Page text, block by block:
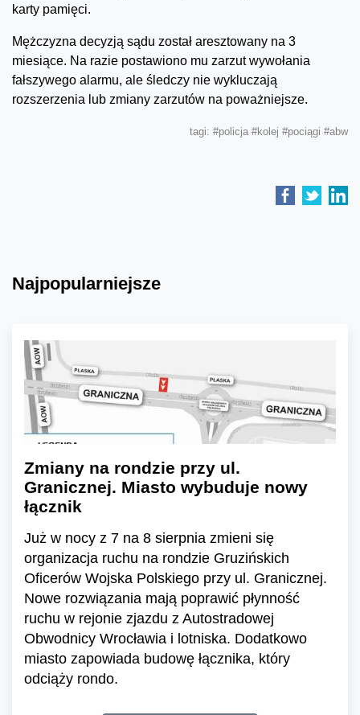
karty pamięci.
Mężczyzna decyzją sądu został aresztowany na 3
miesiące. Na razie postawiono mu zarzut wywołania
fałszywego alarmu, ale śledczy nie wykluczają
rozszerzenia lub zmiany zarzutów na poważniejsze.
tagi: #policja #kolej #pociągi #abw
Najpopularniejsze
Zmiany na rondzie przy ul.
Granicznej. Miasto wybuduje nowy
łącznik
Już w nocy z 7 na 8 sierpnia zmieni się
organizacja ruchu na rondzie Gruzińskich
Oficerów Wojska Polskiego przy ul. Granicznej.
Nowe rozwiązania mają poprawić płynność
ruchu w rejonie zjazdu z Autostradowej
Obwodnicy Wrocławia i lotniska. Dodatkowo
miasto zapowiada budowę łącznika, który
odciąży rondo.